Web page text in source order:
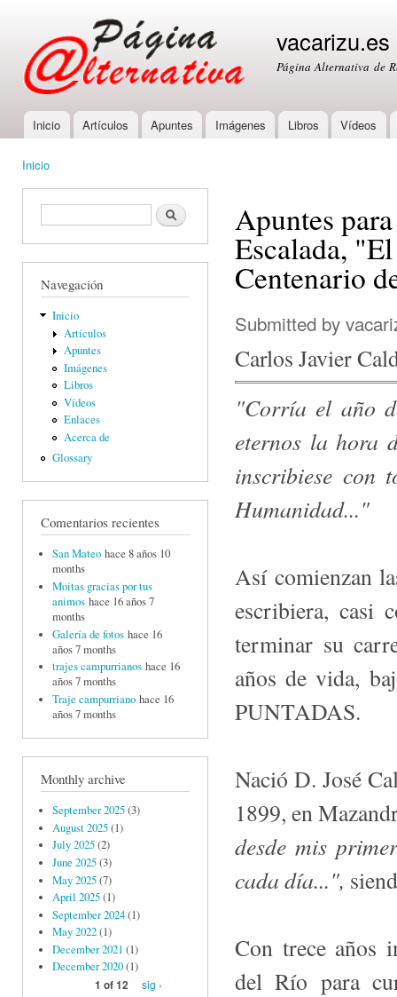
vacarizu.es
Página Alternativa de
Main menu
Inicio Artículos Apuntes Imágenes Libros Vídeos
Inicio
Formulario de búsquedaBuscar
Navegación
Inicio
Artículos
Apuntes
Imágenes
Libros
Vídeos
Enlaces
Acerca de
Glossary
Comentarios recientes
San Mateo hace 8 años 10
months
Moitas gracias por tus
animos hace 16 años 7
months
Galería de fotos hace 16
años 7 months
trajes campurrianos hace 16
años 7 months
Traje campurriano hace 16
años 7 months
Monthly archive
September 2025(3)
August 2025(1)
July 2025(2)
June 2025(3)
May 2025(7)
April 2025(1)
September 2024(1)
May 2022(1)
December 2021 (1)
December 2020(1)
1 of 12
sig ›
Apuntes
Escalada,
Centenario
Submitted by
Carlos Javier
"Corría el año
eternos la hora
inscribiese con
Humanidad..."
Así comienzan
escribiera, casi
terminar su
años de vida,
PUNTADAS.
Nació D. José
1899, en
desde mis
cada día...",
Con trece años
del Río para